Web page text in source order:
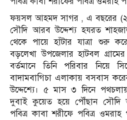
ফয়সল আহমদ সাগর , এ বছরের
সৌদি আরব উদ্দেশ্য হযরত
থেকে পায়ে হাঁটার যাত্রা শুরু
বড়লেখা উপজেলার হাটবল
বর্তমানে তিনি পরিবার নিয়ে
বাদামবাগিচা এলাকায় বসবাস
উদ্দেশ্যে। ৫ মাস ৩ দিনে
দুবাই কুয়েত হয়ে পৌঁছান
পবিত্র কাবা শরীফে পবিত্র